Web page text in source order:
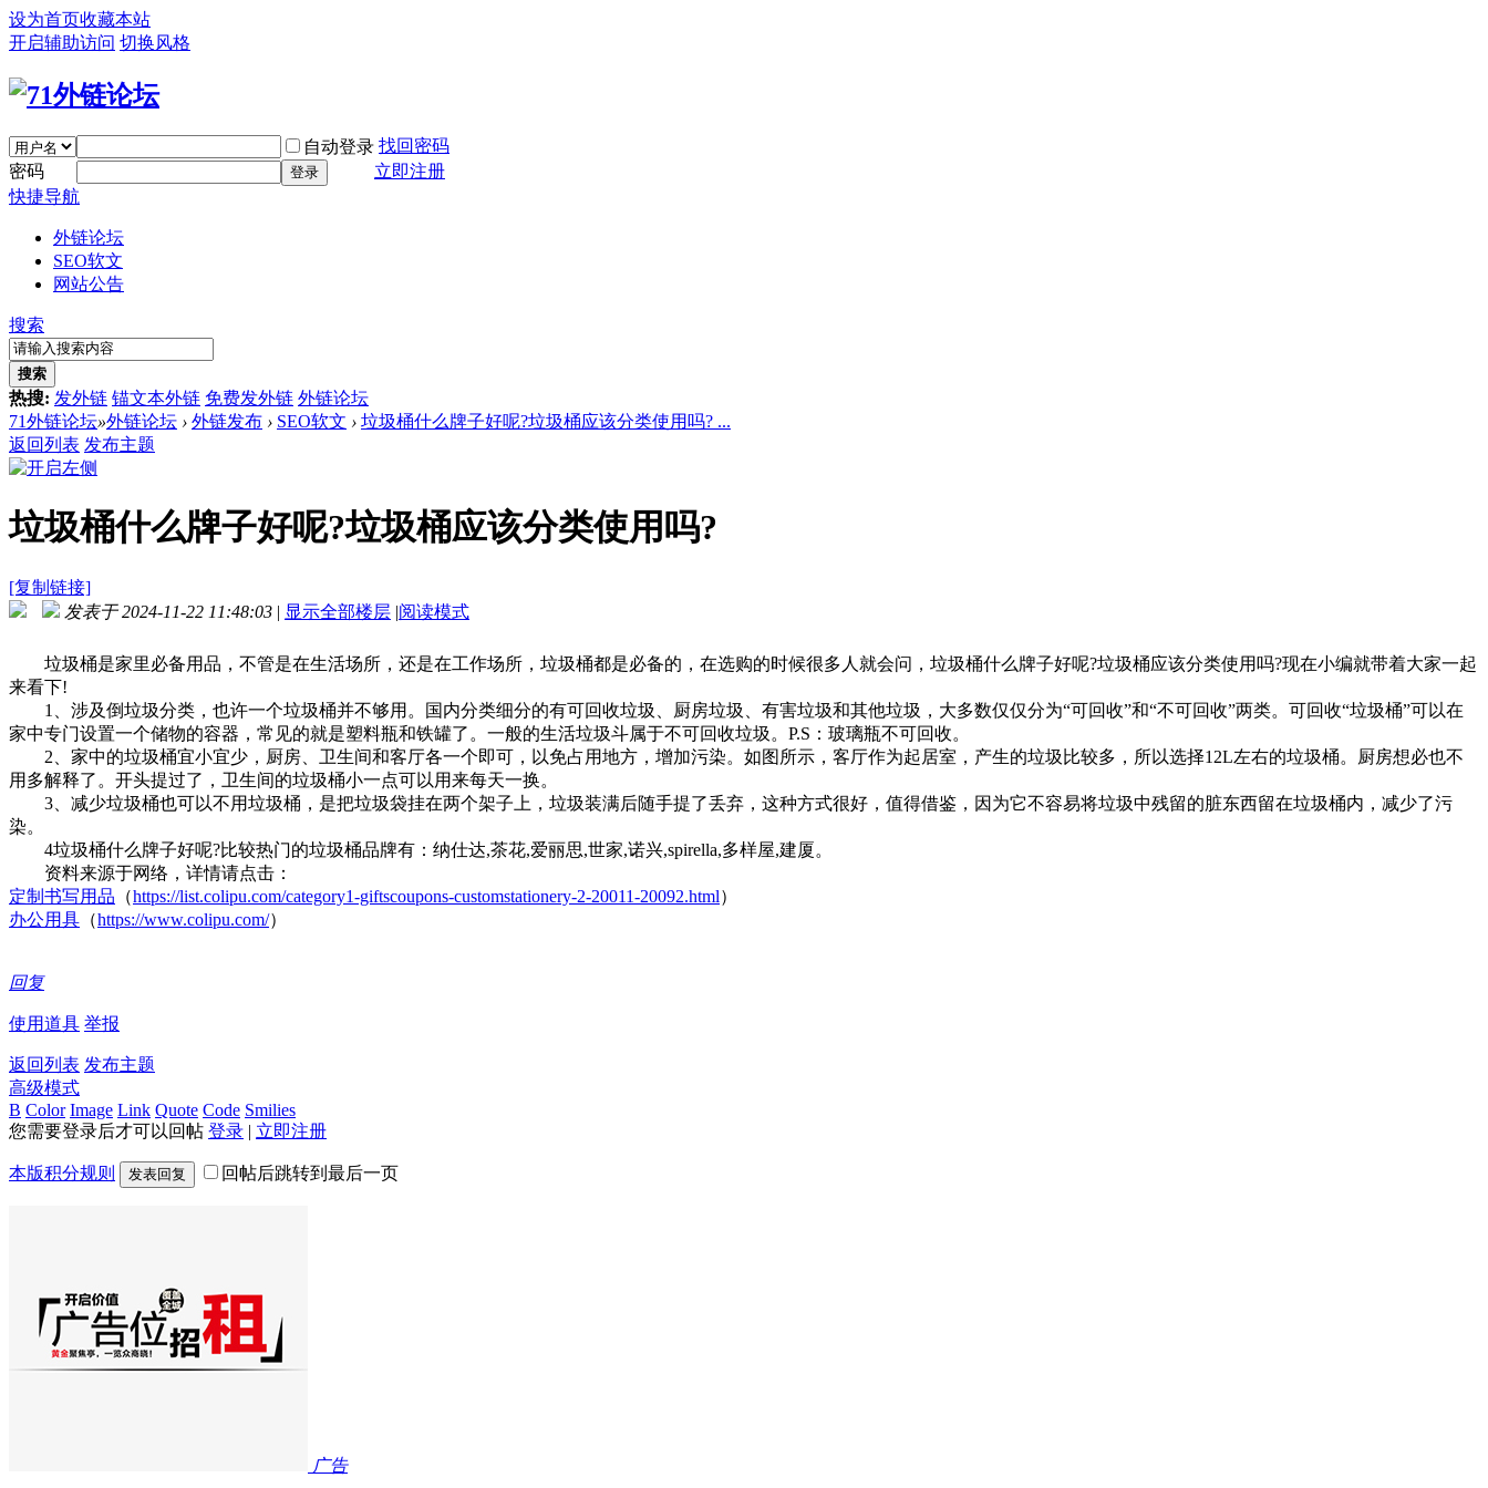
设为首页收藏本站
开启辅助访问 切换风格
自动登录 找回密码
密码
登录
立即注册
快捷导航
外链论坛
SEO软文
网站公告
搜索
搜索
热搜: 发外链 锚文本外链 免费发外链 外链论坛
71外链论坛»外链论坛 › 外链发布 › SEO软文 › 垃圾桶什么牌子好呢?垃圾桶应该分类使用吗? ...
返回列表 发布主题
垃圾桶什么牌子好呢?垃圾桶应该分类使用吗?
[复制链接]
发表于 2024-11-22 11:48:03 | 显示全部楼层 |阅读模式
垃圾桶是家里必备用品，不管是在生活场所，还是在工作场所，垃圾桶都是必备的，在选购的时候很多人就会问，垃圾桶什么牌子好呢?垃圾桶应该分类使用吗?现在小编就带着大家一起
来看下!
1、涉及倒垃圾分类，也许一个垃圾桶并不够用。国内分类细分的有可回收垃圾、厨房垃圾、有害垃圾和其他垃圾，大多数仅仅分为“可回收”和“不可回收”两类。可回收“垃圾桶”可以在
家中专门设置一个储物的容器，常见的就是塑料瓶和铁罐了。一般的生活垃圾斗属于不可回收垃圾。P.S：玻璃瓶不可回收。
2、家中的垃圾桶宜小宜少，厨房、卫生间和客厅各一个即可，以免占用地方，增加污染。如图所示，客厅作为起居室，产生的垃圾比较多，所以选择12L左右的垃圾桶。厨房想必也不
用多解释了。开头提过了，卫生间的垃圾桶小一点可以用来每天一换。
3、减少垃圾桶也可以不用垃圾桶，是把垃圾袋挂在两个架子上，垃圾装满后随手提了丢弃，这种方式很好，值得借鉴，因为它不容易将垃圾中残留的脏东西留在垃圾桶内，减少了污
染。
4垃圾桶什么牌子好呢?比较热门的垃圾桶品牌有：纳仕达,茶花,爱丽思,世家,诺兴,spirella,多样屋,建厦。
资料来源于网络，详情请点击：
定制书写用品 （https://list.colipu.com/category1-giftscoupons-customstationery-2-20011-20092.html）
办公用具 （https://www.colipu.com/）
回复
使用道具 举报
返回列表 发布主题
高级模式
B Color Image Link Quote Code Smilies
您需要登录后才可以回帖 登录 | 立即注册
本版积分规则 发表回复 回帖后跳转到最后一页
广告